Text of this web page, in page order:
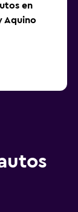
en
Aquino